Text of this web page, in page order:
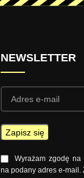
NEWSLETTER
Wyrażam zgodę na
na podany adres e-mail.